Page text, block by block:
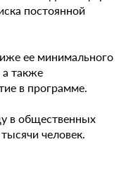
постоянной
ее минимального
а также
в программе.
в общественных
человек.